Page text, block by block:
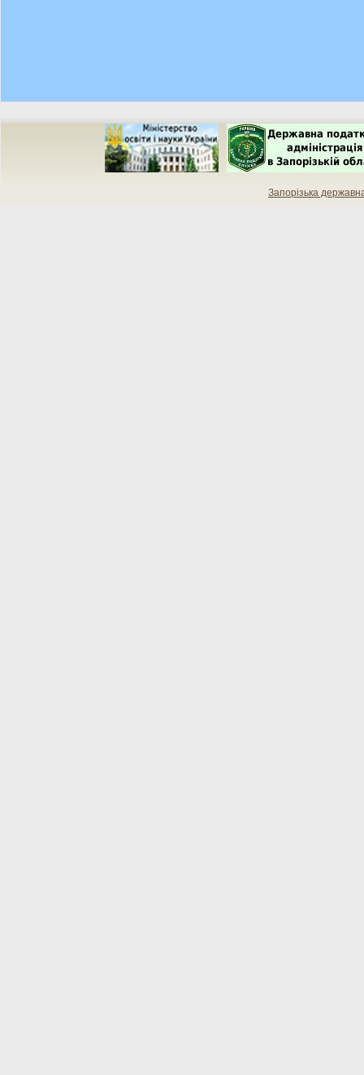
Запорізька